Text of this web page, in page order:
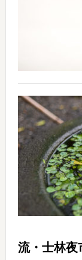
流・士林夜